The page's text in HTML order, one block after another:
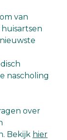
van
nascholing
over
Bekijk hier